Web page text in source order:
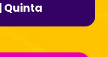
Quinta